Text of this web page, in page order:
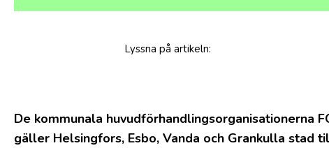
Lyssna på artikeln:
De kommunala huvudförhandlingsorganisationerna
gäller Helsingfors, Esbo, Vanda och Grankulla stad